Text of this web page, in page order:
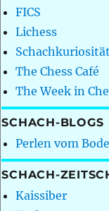
FICS
Lichess
The Chess Café
The Week in
SCHACH-BLOGS
Perlen vom
SCHACH-
Kaissiber